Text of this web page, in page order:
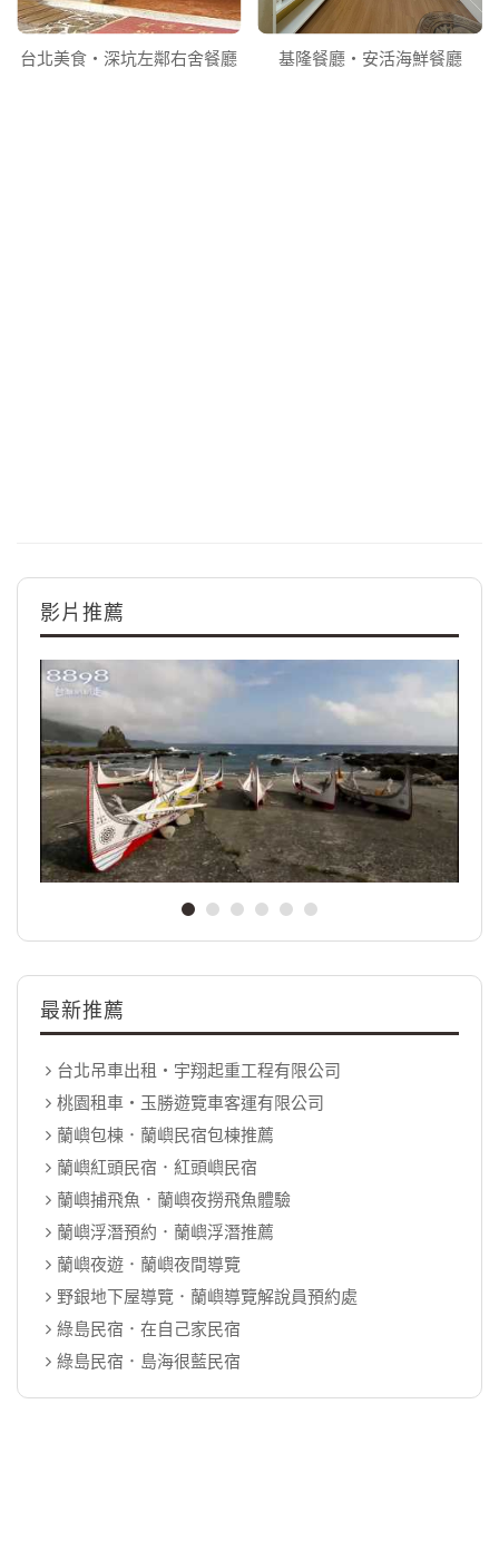
台北美食‧深坑左鄰右舍餐廳 基隆餐廳‧安活海鮮餐廳
影片推薦
最新推薦
台北吊車出租‧宇翔起重工程有限公司
桃園租車‧玉勝遊覽車客運有限公司
蘭嶼包棟．蘭嶼民宿包棟推薦
蘭嶼紅頭民宿．紅頭嶼民宿
蘭嶼捕飛魚．蘭嶼夜撈飛魚體驗
蘭嶼浮潛預約．蘭嶼浮潛推薦
蘭嶼夜遊．蘭嶼夜間導覽
野銀地下屋導覽．蘭嶼導覽解說員預約處
綠島民宿．在自己家民宿
綠島民宿．島海很藍民宿